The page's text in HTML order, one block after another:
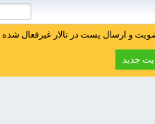
و ارسال پست در تالار غیرفعال
جدید